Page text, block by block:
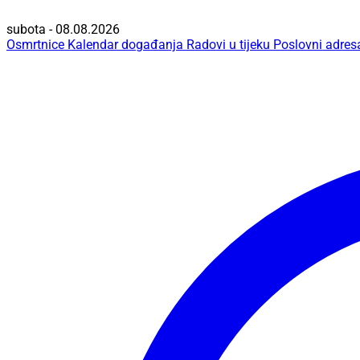
subota - 08.08.2026
Osmrtnice Kalendar događanja Radovi u tijeku Poslovni